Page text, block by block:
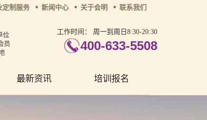
定制服务 新闻中心 关于会明 联系我们
位
员
工作时间： 周一到周日8:30-20:30
400-633-5508
最新资讯 培训报名